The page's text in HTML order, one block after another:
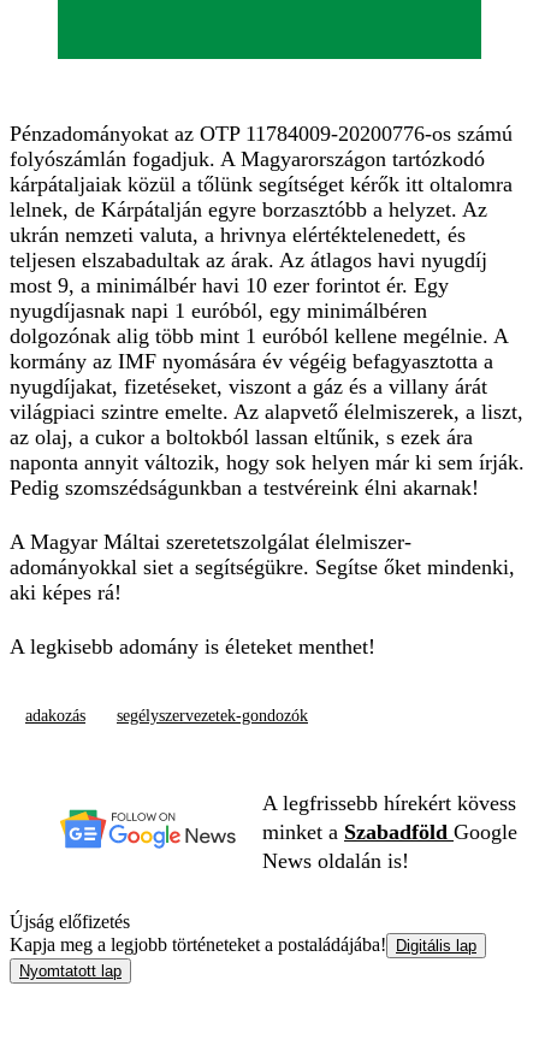
Pénzadományokat az OTP 11784009-20200776-os számú
folyószámlán fogadjuk. A Magyarországon tartózkodó
kárpátaljaiak közül a tőlünk segítséget kérők itt oltalomra
lelnek, de Kárpátalján egyre borzasztóbb a helyzet. Az
ukrán nemzeti valuta, a hrivnya elértéktelenedett, és
teljesen elszabadultak az árak. Az átlagos havi nyugdíj
most 9, a minimálbér havi 10 ezer forintot ér. Egy
nyugdíjasnak napi 1 euróból, egy minimálbéren
dolgozónak alig több mint 1 euróból kellene megélnie. A
kormány az IMF nyomására év végéig befagyasztotta a
nyugdíjakat, fizetéseket, viszont a gáz és a villany árát
világpiaci szintre emelte. Az alapvető élelmiszerek, a liszt,
az olaj, a cukor a boltokból lassan eltűnik, s ezek ára
naponta annyit változik, hogy sok helyen már ki sem írják.
Pedig szomszédságunkban a testvéreink élni akarnak!
A Magyar Máltai szeretetszolgálat élelmiszer-
adományokkal siet a segítségükre. Segítse őket mindenki,
aki képes rá!
A legkisebb adomány is életeket menthet!
adakozás segélyszervezetek-gondozók
A legfrissebb hírekért kövess
minket a Szabadföld Google
News oldalán is!
Újság előfizetés
Kapja meg a legjobb történeteket a postaládájába!
Digitális lap
Nyomtatott lap